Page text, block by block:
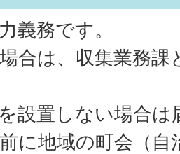
義務です。
合は、収集業務課
設置しない場合
に地域の町会（自